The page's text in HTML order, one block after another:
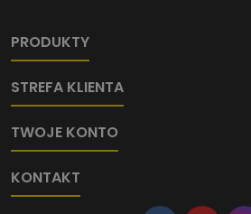
PRODUKTY
STREFA KLIENTA
TWOJE KONTO
KONTAKT